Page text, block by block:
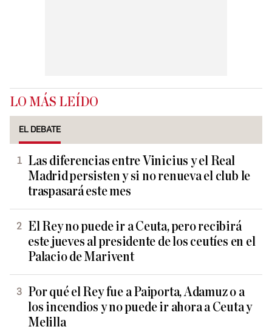
LO MÁS LEÍDO
EL DEBATE
Las diferencias entre Vinicius y el Real
Madrid persisten y si no renueva el club le
traspasará este mes
El Rey no puede ir a Ceuta, pero recibirá
este jueves al presidente de los ceutíes en el
Palacio de Marivent
Por qué el Rey fue a Paiporta, Adamuz o a
los incendios y no puede ir ahora a Ceuta y
Melilla